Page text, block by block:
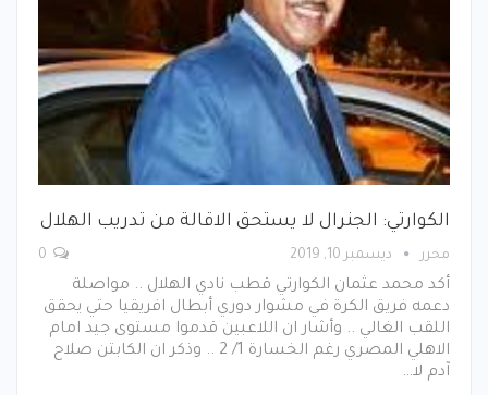
الكوارتي: الجنرال لا يستحق الاقالة من تدريب الهلال
محرر ديسمبر 10, 2019
أكد محمد عثمان الكوارتي قطب نادي الهلال .. مواصلة
دعمه فريق الكرة في مشوار دوري أبطال افريقيا حتي يحقق
اللقب الغالي .. وأشار ان اللاعبين قدموا مستوى جيد امام
الاهلي المصري رغم الخسارة 1/ 2 .. وذكر ان الكابتن صلاح
آدم لا…